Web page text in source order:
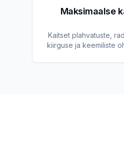
Maksimaalse
Kaitset plahvatuste,
kiirguse ja keemiliste